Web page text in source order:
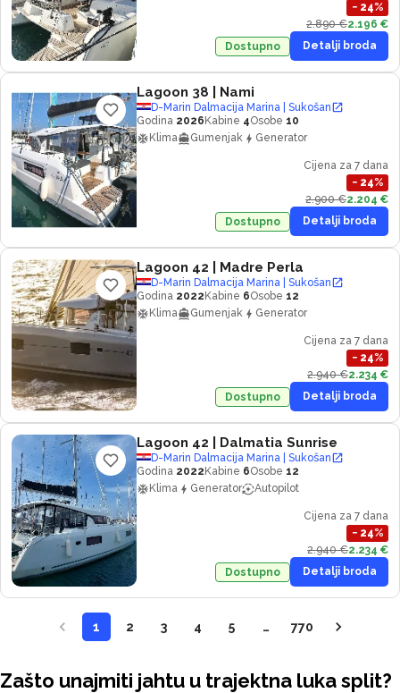
− 24%
2.890 €2.196 €
Dostupno
Detalji broda
Lagoon 38 | Nami
D-Marin Dalmacija Marina | Sukošan
Godina 2026 Kabine 4Osobe 10
Klima
Gumenjak Generator
Cijena za 7 dana
− 24%
2.900 €2.204 €
Dostupno
Detalji broda
Lagoon 42 | Madre Perla
D-Marin Dalmacija Marina | Sukošan
Godina 2022 Kabine 6Osobe 12
Klima
Gumenjak Generator
Cijena za 7 dana
− 24%
2.940 €2.234 €
Dostupno
Detalji broda
Lagoon 42 | Dalmatia Sunrise
D-Marin Dalmacija Marina | Sukošan
Godina 2022 Kabine 6Osobe 12
Klima
Generator Autopilot
Cijena za 7 dana
− 24%
2.940 €2.234 €
Dostupno
Detalji broda
1 2 3 4 5 … 770
Zašto unajmiti jahtu u trajektna luka split?